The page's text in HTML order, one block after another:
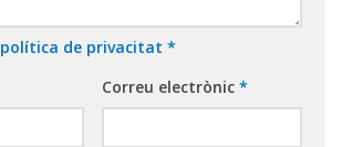
política de privacitat *
Correu electrònic *